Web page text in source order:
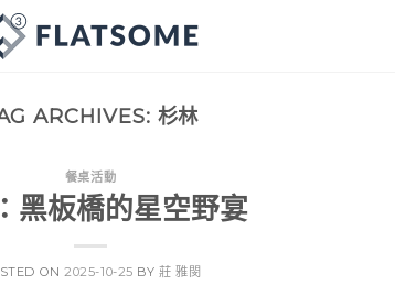
ARCHIVES: 杉林
餐桌活動
黑板橋的星空野宴
ON2025-10-25 BY莊 雅閔